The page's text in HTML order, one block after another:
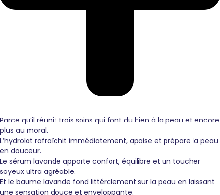
Parce qu’il réunit trois soins qui font du bien à la peau et encore
plus au moral.
L’hydrolat rafraîchit immédiatement, apaise et prépare la peau
en douceur.
Le sérum lavande apporte confort, équilibre et un toucher
soyeux ultra agréable.
Et le baume lavande fond littéralement sur la peau en laissant
une sensation douce et enveloppante.